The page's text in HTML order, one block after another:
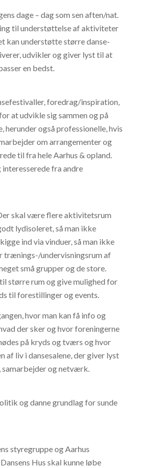
dage – dag som sen aften/nat.
til understøttelse af aktiviteter
kan understøtte større danse-
udvikler og giver lyst til at
en bedst.
foredrag/inspiration,
at udvikle sig sammen og på
herunder også professionelle, hvis
om arrangementer og
til fra hele Aarhus & opland.
fra andre
skal være flere aktivitetsrum
lydisoleret, så man ikke
ind via vinduer, så man ikke
trænings-/undervisningsrum af
små grupper og de store.
større rum og give mulighed for
til forestillinger og events.
hvor man kan få info og
der sker og hvor foreningerne
på kryds og tværs og hvor
liv i dansesalene, der giver lyst
samarbejder og netværk.
og danne grundlag for sunde
styregruppe og Aarhus
Hus skal kunne løbe